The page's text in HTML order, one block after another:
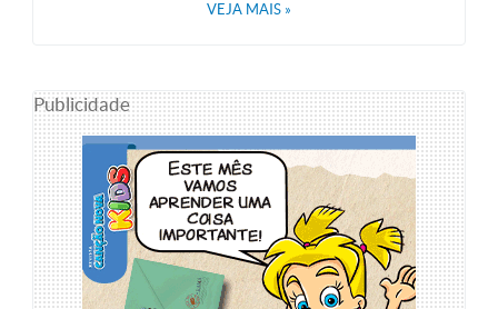
VEJA MAIS »
Publicidade